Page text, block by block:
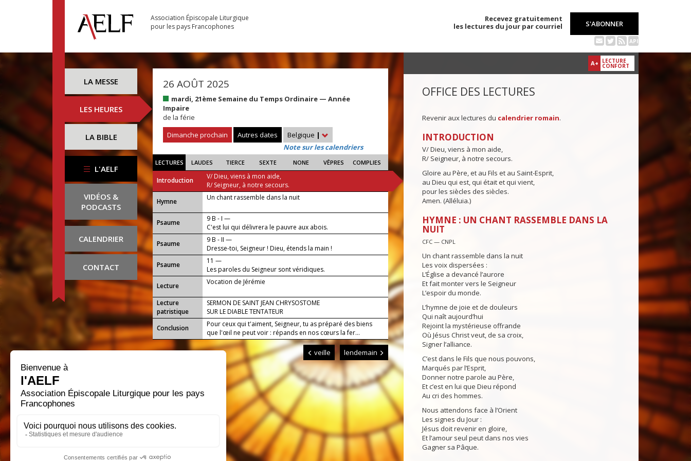
Association Épiscopale Liturgique
pour les pays Francophones
Recevez gratuitement
les lectures du jour par courriel
S'ABONNER
API
LA MESSE
LES HEURES
LA BIBLE
L'AELF
VIDÉOS &
PODCASTS
CALENDRIER
CONTACT
26 AOÛT 2025
mardi, 21ème Semaine du Temps Ordinaire — Année
Impaire
de la férie
Dimanche prochain
Autres dates Belgique |
Note sur les calendriers
LECTURES LAUDES TIERCE SEXTE NONE VÊPRES COMPLIES
Introduction
V/ Dieu, viens à mon aide,
R/ Seigneur, à notre secours.
...
Hymne Un chant rassemble dans la nuit
Psaume
9 B - I —
C'est lui qui délivrera le pauvre aux abois.
Psaume
9 B - II —
Dresse-toi, Seigneur ! Dieu, étends la main !
Psaume
11 —
Les paroles du Seigneur sont véridiques.
Lecture
Vocation de Jérémie
Lecture
patristique
SERMON DE SAINT JEAN CHRYSOSTOME
SUR LE DIABLE TENTATEUR
Conclusion
Pour ceux qui t'aiment, Seigneur, tu as préparé des biens
que l'œil ne peut voir : répands en nos cœurs la fer...
veille lendemain
A+ LECTURE
CONFORT
OFFICE DES LECTURES
Revenir aux lectures du calendrier romain.
INTRODUCTION
V/ Dieu, viens à mon aide,
R/ Seigneur, à notre secours.
Gloire au Père, et au Fils et au Saint-Esprit,
au Dieu qui est, qui était et qui vient,
pour les siècles des siècles.
Amen. (Alléluia.)
HYMNE : UN CHANT RASSEMBLE DANS LA
NUIT
CFC — CNPL
Un chant rassemble dans la nuit
Les voix dispersées :
L’Église a devancé l’aurore
Et fait monter vers le Seigneur
L’espoir du monde.
L’hymne de joie et de douleurs
Qui naît aujourd’hui
Rejoint la mystérieuse offrande
Où Jésus Christ veut, de sa croix,
Signer l’alliance.
C’est dans le Fils que nous pouvons,
Marqués par l’Esprit,
Donner notre parole au Père,
Et c’est en lui que Dieu répond
Au cri des hommes.
Nous attendons face à l’Orient
Les signes du Jour :
Jésus doit revenir en gloire,
Et l’amour seul peut dans nos vies
Gagner sa Pâque.